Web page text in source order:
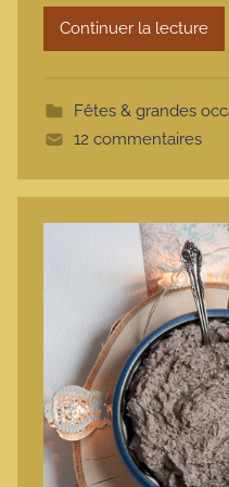
Continuer la lecture
Fêtes & grandes
12 commentaires